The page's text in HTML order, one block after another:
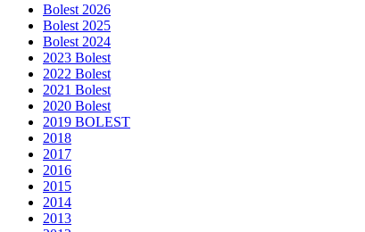
Bolest 2026
Bolest 2025
Bolest 2024
2023 Bolest
2022 Bolest
2021 Bolest
2020 Bolest
2019 BOLEST
2018
2017
2016
2015
2014
2013